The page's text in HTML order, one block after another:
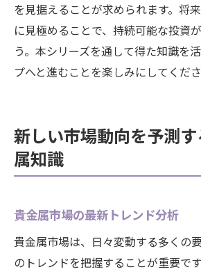
を見据えることが求められます。将
に見極めることで、持続可能な投資
う。本シリーズを通して得た知識を
プへと進むことを楽しみにしてくださ
新しい市場動向を予測
属知識
貴金属市場の最新トレンド分析
貴金属市場は、日々変動する多くの
のトレンドを把握することが重要で